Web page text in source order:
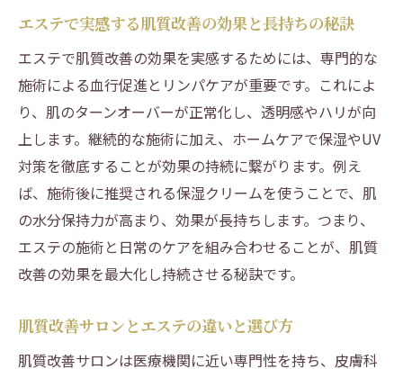
エステで実感する肌質改善の効果と長持ちの秘訣
エステで肌質改善の効果を実感するためには、専門的な
施術による血行促進とリンパケアが重要です。これによ
り、肌のターンオーバーが正常化し、透明感やハリが向
上します。継続的な施術に加え、ホームケアで保湿やUV
対策を徹底することが効果の持続に繋がります。例え
ば、施術後に推奨される保湿クリームを使うことで、肌
の水分保持力が高まり、効果が長持ちします。つまり、
エステの施術と日常のケアを組み合わせることが、肌質
改善の効果を最大化し持続させる秘訣です。
肌質改善サロンとエステの違いと選び方
肌質改善サロンは医療機関に近い専門性を持ち、皮膚科